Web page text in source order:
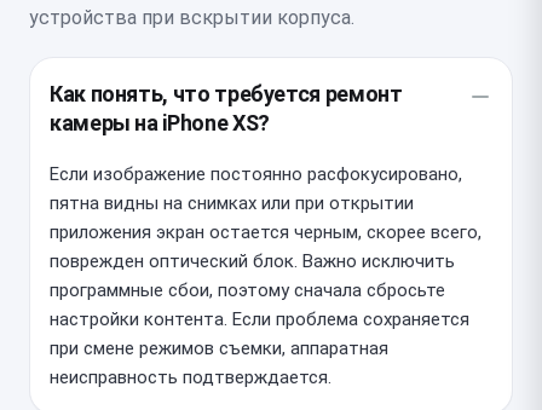
устройства при вскрытии корпуса.
Как понять, что требуется ремонт
камеры на iPhone XS?
Если изображение постоянно расфокусировано,
пятна видны на снимках или при открытии
приложения экран остается черным, скорее всего,
поврежден оптический блок. Важно исключить
программные сбои, поэтому сначала сбросьте
настройки контента. Если проблема сохраняется
при смене режимов съемки, аппаратная
неисправность подтверждается.